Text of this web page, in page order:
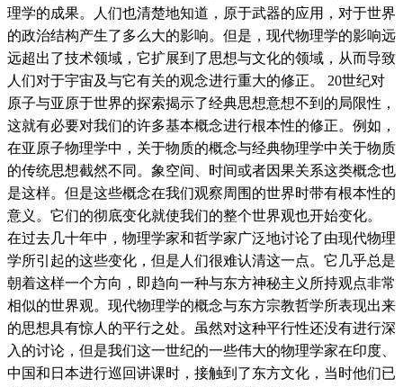
理学的成果。人们也清楚地知道，原于武器的应用，对于世界
的政治结构产生了多么大的影响。但是，现代物理学的影响远
远超出了技术领域，它扩展到了思想与文化的领域，从而导致
人们对于宇宙及与它有关的观念进行重大的修正。 20世纪对
原子与亚原于世界的探索揭示了经典思想意想不到的局限性，
这就有必要对我们的许多基本概念进行根本性的修正。例如，
在亚原子物理学中，关于物质的概念与经典物理学中关于物质
的传统思想截然不同。象空间、时间或者因果关系这类概念也
是这样。但是这些概念在我们观察周围的世界时带有根本性的
意义。它们的彻底变化就使我们的整个世界观也开始变化。
在过去几十年中，物理学家和哲学家广泛地讨论了由现代物理
学所引起的这些变化，但是人们很难认清这一点。它几乎总是
朝着这样一个方向，即趋向一种与东方神秘主义所持观点非常
相似的世界观。现代物理学的概念与东方宗教哲学所表现出来
的思想具有惊人的平行之处。虽然对这种平行性还没有进行深
入的讨论，但是我们这一世纪的一些伟大的物理学家在印度、
中国和日本进行巡回讲课时，接触到了东方文化，当时他们已